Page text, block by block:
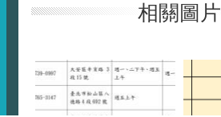
相關圖片